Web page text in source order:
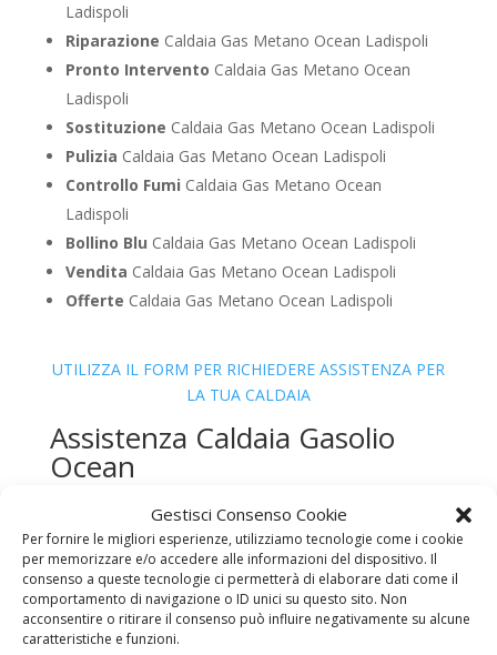
Gestisci Consenso Cookie
Per fornire le migliori esperienze, utilizziamo tecnologie come i cookie
per memorizzare e/o accedere alle informazioni del dispositivo. Il
consenso a queste tecnologie ci permetterà di elaborare dati come il
comportamento di navigazione o ID unici su questo sito. Non
acconsentire o ritirare il consenso può influire negativamente su alcune
caratteristiche e funzioni.
Ladispoli
Riparazione Caldaia Gas Metano Ocean Ladispoli
Pronto Intervento Caldaia Gas Metano Ocean
Ladispoli
Sostituzione Caldaia Gas Metano Ocean Ladispoli
Pulizia Caldaia Gas Metano Ocean Ladispoli
Controllo Fumi Caldaia Gas Metano Ocean
Ladispoli
Bollino Blu Caldaia Gas Metano Ocean Ladispoli
Vendita Caldaia Gas Metano Ocean Ladispoli
Offerte Caldaia Gas Metano Ocean Ladispoli
UTILIZZA IL FORM PER RICHIEDERE ASSISTENZA PER
LA TUA CALDAIA
Assistenza Caldaia Gasolio
Ocean